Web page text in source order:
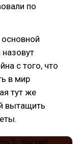
по
с того, что
в мир
тут же
вытащить